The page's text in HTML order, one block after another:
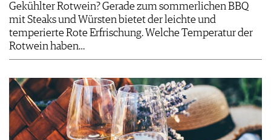
Gekühlter Rotwein? Gerade zum sommerlichen BBQ
mit Steaks und Würsten bietet der leichte und
temperierte Rote Erfrischung. Welche Temperatur der
Rotwein haben…